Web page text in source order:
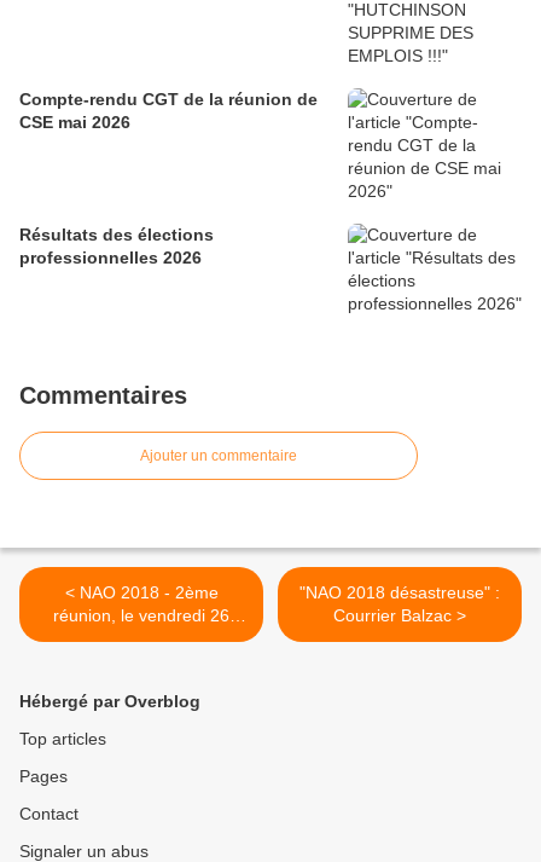
Compte-rendu CGT de la réunion de
CSE mai 2026
Résultats des élections
professionnelles 2026
Commentaires
Ajouter un commentaire
< NAO 2018 - 2ème
réunion, le vendredi 26
janvier 2018.
"NAO 2018 désastreuse" :
Courrier Balzac >
Hébergé par Overblog
Top articles
Pages
Contact
Signaler un abus